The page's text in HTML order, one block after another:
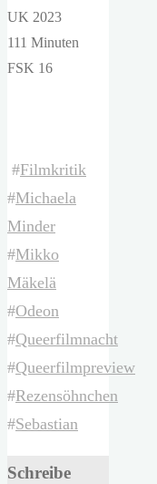
UK 2023
111 Minuten
FSK 16
#Filmkritik
#Michaela
Minder
#Mikko
Mäkelä
#Odeon
#Queerfilmnacht
#Queerfilmpreview
#Rezensöhnchen
#Sebastian
Schreibe